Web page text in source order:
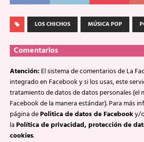
LOS CHICHOS MÚSICA POP
Comentarios
Atención:El sistema de comentarios de La
integrado en Facebook y si los usas, este
tratamiento de datos de datos personales (el
Facebook de la manera estándar). Para más
página dePolitica de datos de Facebooky/
laPolítica de privacidad, protección de
cookies.